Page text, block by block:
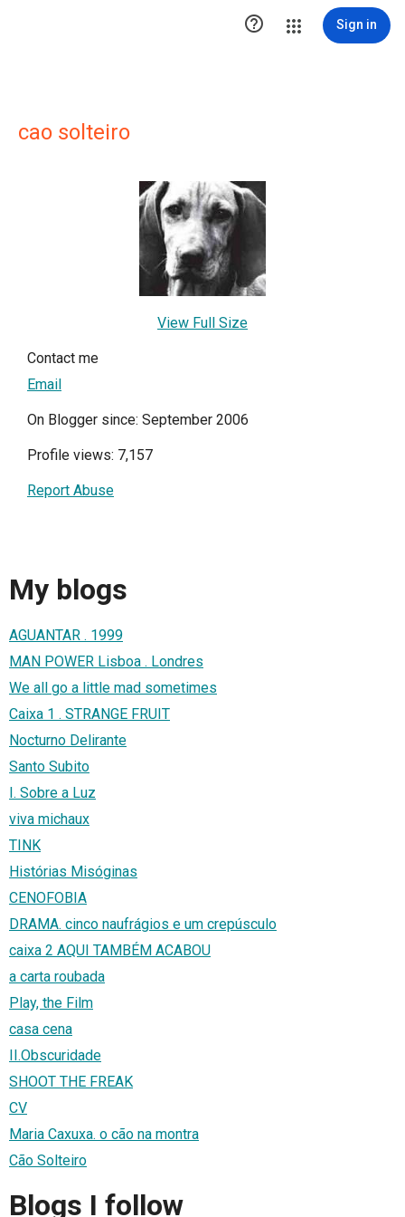
 Sign in
cao solteiro
View Full Size
Contact me
Email
On Blogger since: September 2006
Profile views: 7,157
Report Abuse
My blogs
AGUANTAR . 1999
MAN POWER Lisboa . Londres
We all go a little mad sometimes
Caixa 1 . STRANGE FRUIT
Nocturno Delirante
Santo Subito
I. Sobre a Luz
viva michaux
TINK
Histórias Misóginas
CENOFOBIA
DRAMA. cinco naufrágios e um crepúsculo
caixa 2 AQUI TAMBÉM ACABOU
a carta roubada
Play, the Film
casa cena
II.Obscuridade
SHOOT THE FREAK
CV
Maria Caxuxa. o cão na montra
Cão Solteiro
Blogs I follow